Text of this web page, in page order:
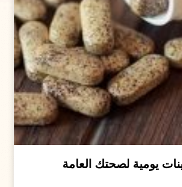
يومية لصحتك العامة